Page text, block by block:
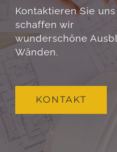
Kontaktieren Sie
schaffen wir
wunderschöne
Wänden.
KONTAKT